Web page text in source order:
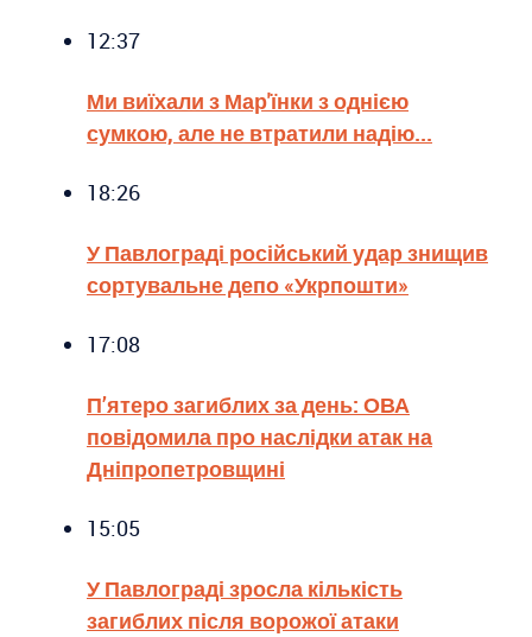
12:37
Ми виїхали з Мар'їнки з однією
сумкою, але не втратили надію...
18:26
У Павлограді російський удар знищив
сортувальне депо «Укрпошти»
17:08
П’ятеро загиблих за день: ОВА
повідомила про наслідки атак на
Дніпропетровщині
15:05
У Павлограді зросла кількість
загиблих після ворожої атаки